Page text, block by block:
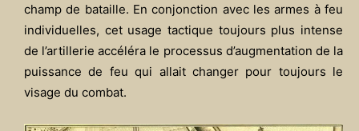
champ de bataille. En conjonction avec les armes à feu
individuelles, cet usage tactique toujours plus intense
de l’artillerie accéléra le processus d’augmentation de la
puissance de feu qui allait changer pour toujours le
visage du combat.